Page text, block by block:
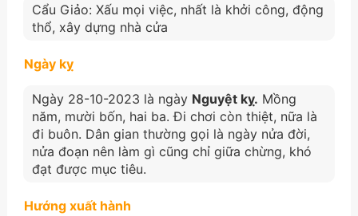
Cẩu Giảo: Xấu mọi việc, nhất là khởi công, động
thổ, xây dựng nhà cửa
Ngày kỵ
Ngày 28-10-2023 là ngày Nguyệt kỵ. Mồng
năm, mười bốn, hai ba. Đi chơi còn thiệt, nữa là
đi buôn. Dân gian thường gọi là ngày nửa đời,
nửa đoạn nên làm gì cũng chỉ giữa chừng, khó
đạt được mục tiêu.
Hướng xuất hành